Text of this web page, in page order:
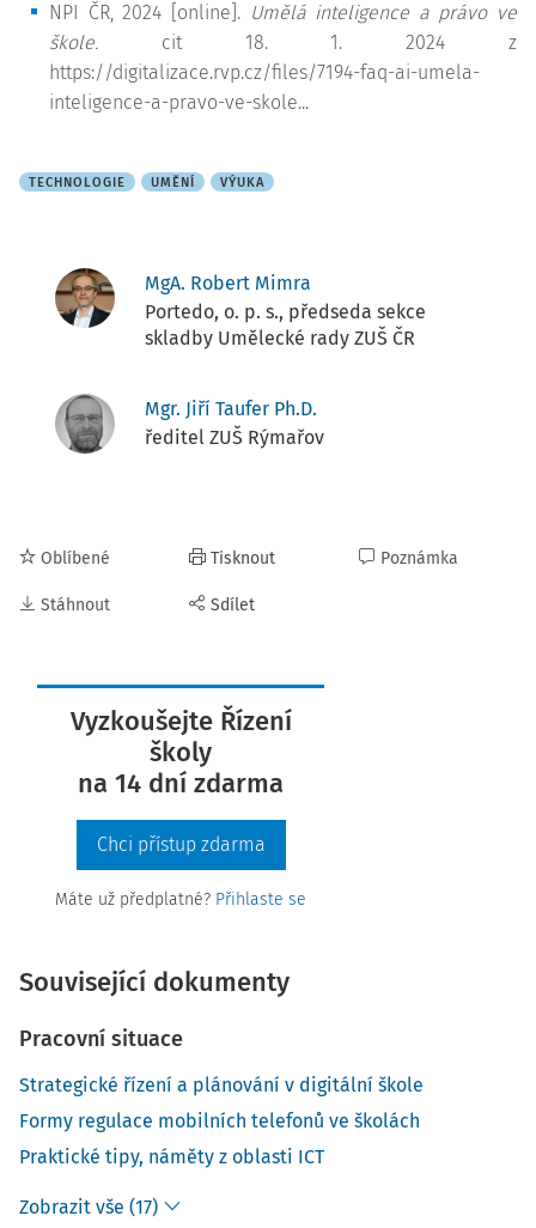
NPI ČR, 2024 [online]. Umělá inteligence a právo ve
škole. cit 18. 1. 2024 z
https://digitalizace.rvp.cz/files/7194-faq-ai-umela-
inteligence-a-pravo-ve-skole...
TECHNOLOGIE UMĚNÍ VÝUKA
MgA. Robert Mimra
Portedo, o. p. s., předseda sekce
skladby Umělecké rady ZUŠ ČR
Mgr. Jiří Taufer Ph.D.
ředitel ZUŠ Rýmařov
Oblíbené
Stáhnout
Tisknout
Sdílet
Poznámka
Vyzkoušejte Řízení
školy
na 14 dní zdarma
Chci přístup zdarma
Máte už předplatné? Přihlaste se
Související dokumenty
Pracovní situace
Strategické řízení a plánování v digitální škole
Formy regulace mobilních telefonů ve školách
Praktické tipy, náměty z oblasti ICT
Zobrazit vše (17)